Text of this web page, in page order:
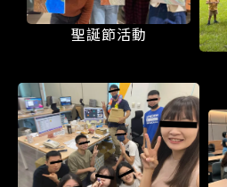
聖誕節活動